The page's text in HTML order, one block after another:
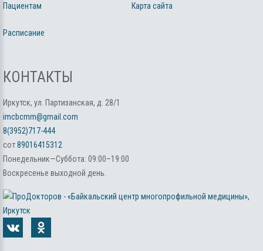
Пациентам Карта сайта
Расписание
КОНТАКТЫ
Иркутск, ул. Партизанская, д. 28/1
imcbcmm@gmail.com
8(3952)717-444
сот89016415312
Понедельник—Суббота: 09:00–19:00
Воскресенье выходной день.